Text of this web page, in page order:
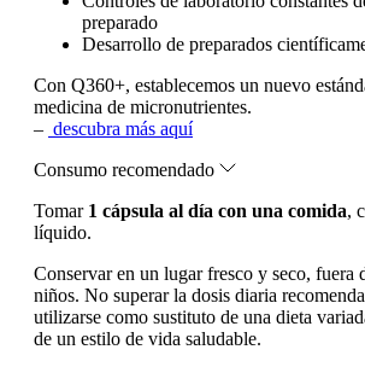
preparado
Desarrollo de preparados
Con Q360+, establecemos un nuevo
medicina de micronutrientes.
– descubra más aquí
Consumo recomendado
Tomar 1 cápsula al día con una comida,
líquido.
Conservar en un lugar fresco y seco, fuera
niños. No superar la dosis diaria
utilizarse como sustituto de una dieta
de un estilo de vida saludable.